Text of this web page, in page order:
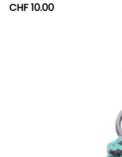
CHF10.00